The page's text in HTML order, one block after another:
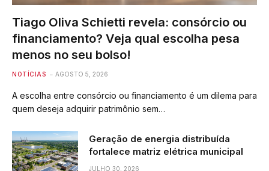
Tiago Oliva Schietti revela: consórcio ou
financiamento? Veja qual escolha pesa
menos no seu bolso!
NOTÍCIAS AGOSTO 5, 2026
A escolha entre consórcio ou financiamento é um dilema para
quem deseja adquirir patrimônio sem…
Geração de energia distribuída
fortalece matriz elétrica municipal
JULHO 30, 2026